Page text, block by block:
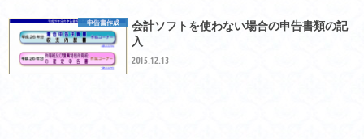
申告書作成
会計ソフトを使わない場合の申告書類の記
入
2015.12.13